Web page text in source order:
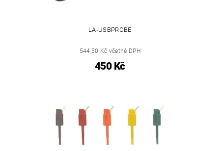
LA-USBPROBE
544,50 Kč včetně DPH
450 Kč